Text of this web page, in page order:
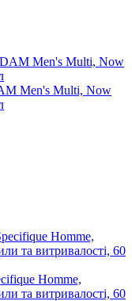
Men's Multi, Now
Homme,
та витривалості, 60